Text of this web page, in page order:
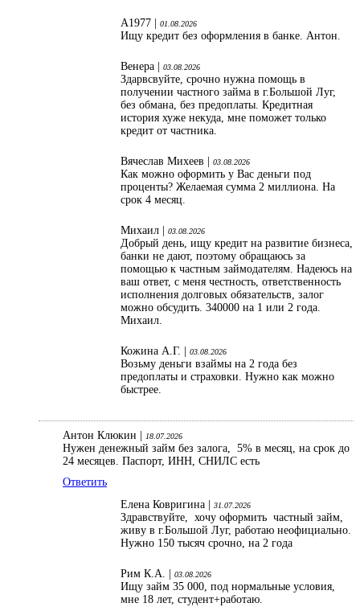
А1977 | 01.08.2026
Ищу кредит без оформления в банке. Антон.
Венера | 03.08.2026
Здарвсвуйте, срочно нужна помощь в
получении частного займа в г.Большой Луг,
без обмана, без предоплаты. Кредитная
история хуже некуда, мне поможет только
кредит от частника.
Вячеслав Михеев | 03.08.2026
Как можно оформить у Вас деньги под
проценты? Желаемая сумма 2 миллиона. На
срок 4 месяц.
Михаил | 03.08.2026
Добрый день, ищу кредит на развитие бизнеса,
банки не дают, поэтому обращаюсь за
помощью к частным займодателям. Надеюсь на
ваш ответ, с меня честность, ответственность
исполнения долговых обязательств, залог
можно обсудить. 340000 на 1 или 2 года.
Михаил.
Кожина А.Г. | 03.08.2026
Возьму деньги взаймы на 2 года без
предоплаты и страховки. Нужно как можно
быстрее.
Антон Клюкин | 18.07.2026
Нужен денежный займ без залога, 5% в месяц, на срок до
24 месяцев. Паспорт, ИНН, СНИЛС есть
Ответить
Елена Ковригина |
31.07.2026
Здравствуйте, хочу оформить частный займ,
живу в г.Большой Луг, работаю неофициально.
Нужно 150 тысяч срочно, на 2 года
Рим К.А. | 03.08.2026
Ищу займ 35 000, под нормальные условия,
мне 18 лет, студент+работаю.